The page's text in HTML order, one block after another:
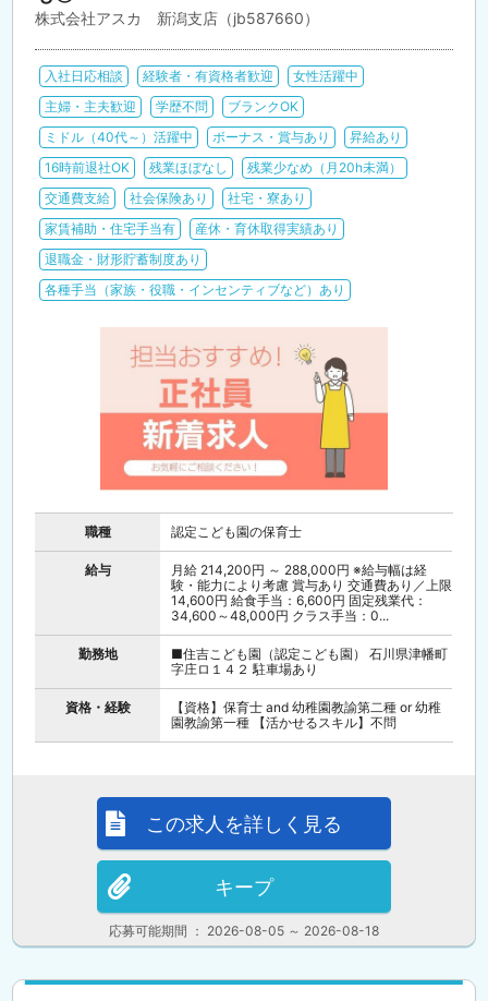
株式会社アスカ 新潟支店（jb587660）
入社日応相談 経験者・有資格者歓迎
女性活躍中
主婦・主夫歓迎
学歴不問
ブランクOK
ミドル（40代～）活躍中
ボーナス・賞与あり
昇給あり
16時前退社OK
残業ほぼなし
残業少なめ（月20h未満）
交通費支給
社会保険あり
社宅・寮あり
家賃補助・住宅手当有
産休・育休取得実績あり
退職金・財形貯蓄制度あり
各種手当（家族・役職・インセンティブなど）あり
職種 認定こども園の保育士
給与
月給 214,200円 ～ 288,000円 ※給与幅は経
験・能力により考慮 賞与あり 交通費あり／上限
14,600円 給食手当：6,600円 固定残業代：
34,600～48,000円 クラス手当：0...
勤務地
■住吉こども園（認定こども園） 石川県津幡町
字庄ロ１４２ 駐車場あり
資格・経験
【資格】保育士 and 幼稚園教諭第二種 or 幼稚
園教諭第一種 【活かせるスキル】不問
応募可能期間 ： 2026-08-05 ～ 2026-08-18
この求人を詳しく見る
キープ